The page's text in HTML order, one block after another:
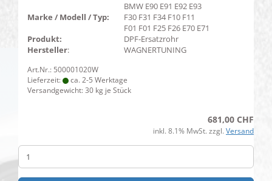
Marke / Modell / Typ:
BMW E90 E91 E92 E93
F30 F31 F34 F10 F11
F01 F01 F25 F26 E70 E71
Produkt:
DPF-Ersatzrohr
Hersteller: WAGNERTUNING
Art.Nr.: 500001020W
Lieferzeit:
ca. 2-5 Werktage
Versandgewicht:30 kg je Stück
681,00 CHF
inkl. 8.1% MwSt. zzgl. Versand